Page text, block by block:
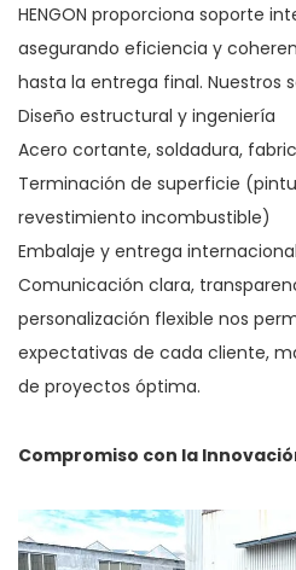
HENGON proporciona soporte
asegurando eficiencia y
hasta la entrega final. Nuestros
Diseño estructural y ingeniería
Acero cortante, soldadura,
Terminación de superficie
revestimiento incombustible)
Embalaje y entrega internacional
Comunicación clara,
personalización flexible nos
expectativas de cada cliente,
de proyectos óptima.
Compromiso con la